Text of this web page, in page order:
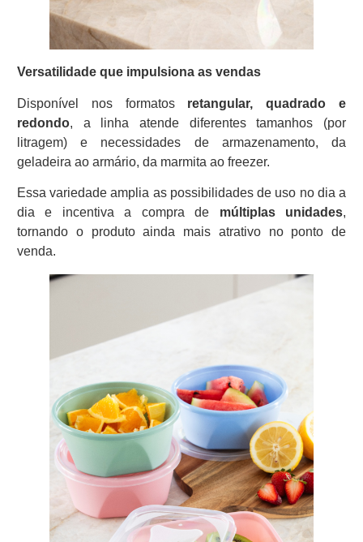
Versatilidade que impulsiona as vendas
Disponível nos formatos retangular, quadrado e
redondo, a linha atende diferentes tamanhos (por
litragem) e necessidades de armazenamento, da
geladeira ao armário, da marmita ao freezer.
Essa variedade amplia as possibilidades de uso no dia a
dia e incentiva a compra de múltiplas unidades,
tornando o produto ainda mais atrativo no ponto de
venda.